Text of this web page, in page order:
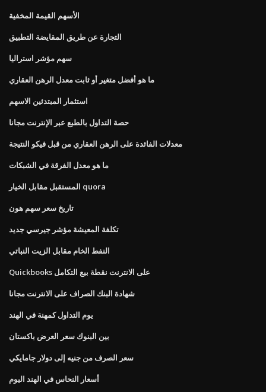
الأسهم القيمة المخفية
التجارة عن طريق المقايضة التطبيق
سهم مؤشر استراليا
ما هو أفضل متغير أو ثابت معدل الرهن العقاري
استثمار المبتدئين الاسهم
حصة التداول بالطبع عبر الإنترنت مجانا
معدلات الفائدة على الرهن العقاري من قبل فيكو النتيجة
ما هو معدل الفرقة في الشبكات
المستقبل مقابل الخيار quora
تاريخ سعر سهم هون
تكلفة المعيشة مؤشر جيرسي جديد
النفط الخام مقابل الزيت النباتي
Quickbooks على الانترنت نقطة بيع التكامل
شهادة البنك الصراف على الانترنت مجانا
يوم التداول كمهنة في الهند
بين البنوك سعر العرض باكستان
سعر الصرف من جنيه إلى دولار جامايكي
أسعار النحاس في الهند اليوم